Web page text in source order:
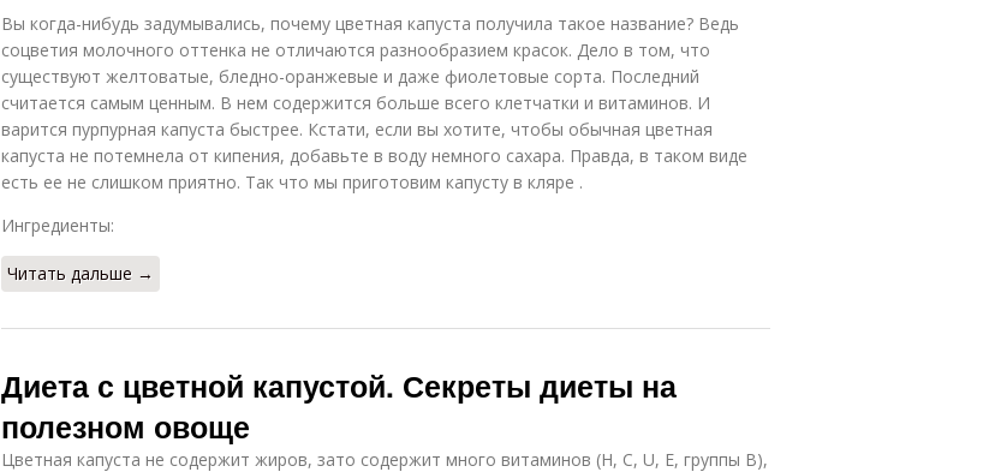
Вы когда-нибудь задумывались, почему цветная капуста получила такое название? Ведь
соцветия молочного оттенка не отличаются разнообразием красок. Дело в том, что
существуют желтоватые, бледно-оранжевые и даже фиолетовые сорта. Последний
считается самым ценным. В нем содержится больше всего клетчатки и витаминов. И
варится пурпурная капуста быстрее. Кстати, если вы хотите, чтобы обычная цветная
капуста не потемнела от кипения, добавьте в воду немного сахара. Правда, в таком виде
есть ее не слишком приятно. Так что мы приготовим капусту в кляре .
Ингредиенты:
Читать дальше →
Диета с цветной капустой. Секреты диеты на
полезном овоще
Цветная капуста не содержит жиров, зато содержит много витаминов (Н, С, U, Е, группы В),